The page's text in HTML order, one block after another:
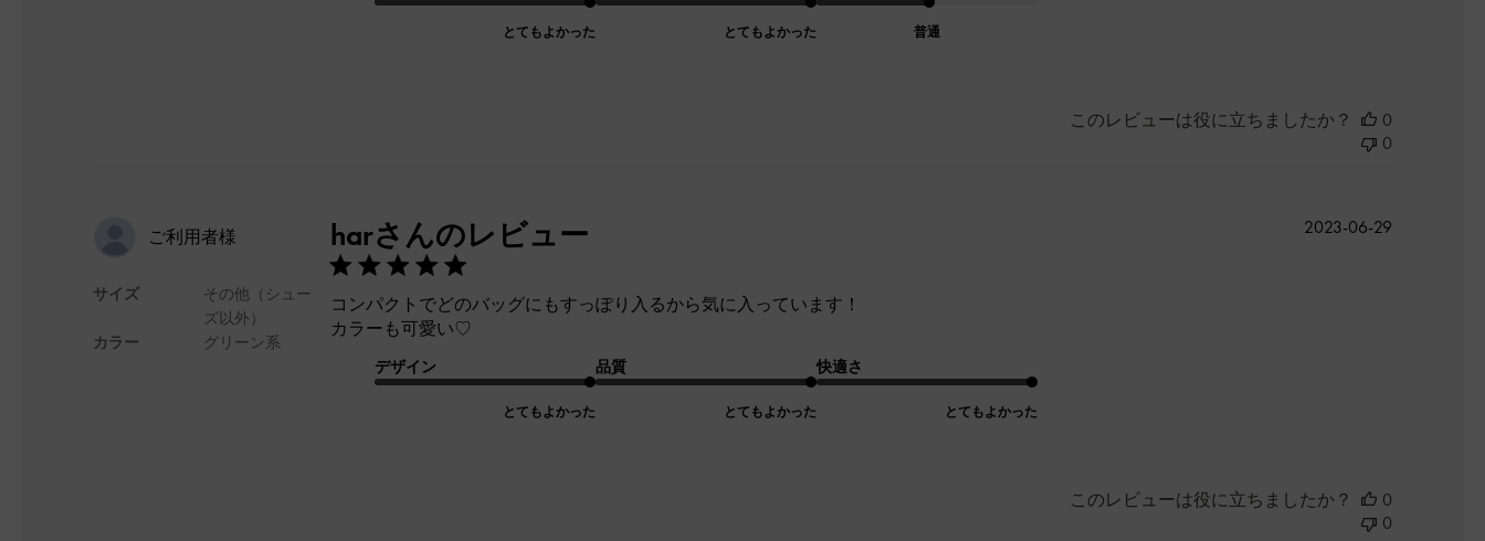
とてもよかった とてもよかった 普通
このレビューは役に立ちましたか？
0
0
ご利用者様
サイズ
カラー
その他（シュー
ズ以外）
グリーン系
harさんのレビュー
コンパクトでどのバッグにもすっぽり入るから気に入っています！
カラーも可愛い♡
デザイン
とてもよかった
品質
とてもよかった
快適さ
とてもよかった
公
2023-06-29
このレビューは役に立ちましたか？
0
0